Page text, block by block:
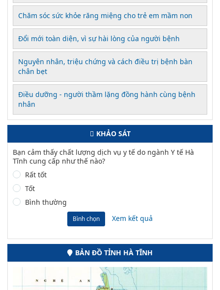
Chăm sóc sức khỏe răng miệng cho trẻ em mầm non
Đổi mới toàn diện, vì sự hài lòng của người bệnh
Nguyên nhân, triệu chứng và cách điều trị bệnh bàn
chân bẹt
Điều dưỡng - người thầm lặng đồng hành cùng bệnh
nhân
KHẢO SÁT
Bạn cảm thấy chất lượng dịch vụ y tế do ngành Y tế Hà
Tĩnh cung cấp như thế nào?
Rất tốt
Tốt
Bình thường
Bình chọn Xem kết quả
BẢN ĐỒ TỈNH HÀ TĨNH